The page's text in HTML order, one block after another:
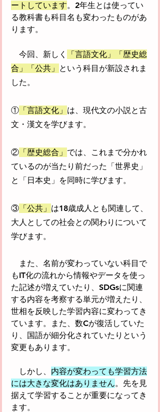
ートしています。2年生とは使ってい
る教科書も科目名も変わったものがあ
ります。
今回、新しく
「言語文化」「歴史総
合」「公共」 という科目が新設されま
した。
① 「言語文化」 は、現代文の小説と古
文・漢文を学びます。
② 「歴史総合」 では、これまで分かれ
ているのが当たり前だった「世界史」
と「日本史」を同時に学びます。
③ 「公共」 は18歳成人とも関連して、
大人としての社会との関わりについて
学びます。
また、名前が変わっていない科目で
もIT化の流れから情報やデータを使っ
た記述が増えていたり、SDGsに関連
する内容を考察する単元が増えたり、
世相を反映した学習内容に変わってき
ています。また、数Cが復活していた
り、国語が細分化されていたりという
変更もあります。
しかし、 内容が変わっても学習方法
には大きな変化はありません。先を見
据えて学習することが重要になってき
ます。